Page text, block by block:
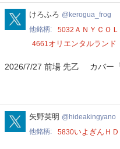
kerogua_frog
けろふろ kerogua_frog
他銘柄
5032 ＡＮＹＣＯ
4661オリエンタルランド
2026/7/27 前場 先乙 カバー
hideakingyano
矢野英明 hideakingyano
他銘柄
5830いよぎんＨＤ